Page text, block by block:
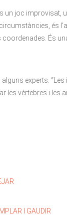
un joc improvisat,
circumstàncies, és
coordenades. És
alguns experts.
les vèrtebres i les
I GAUDIR